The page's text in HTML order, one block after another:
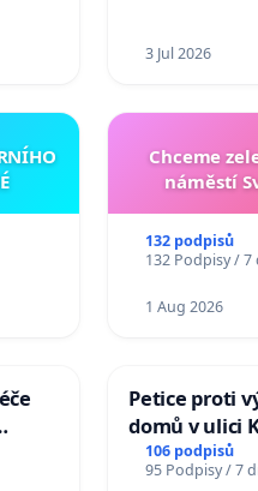
3 Jul 2026
Chceme
náměstí
132 podpisů
132 Podpisy / 7
1 Aug 2026
Petice proti
domů v ulici
Pardubicích
106 podpisů
95 Podpisy / 7